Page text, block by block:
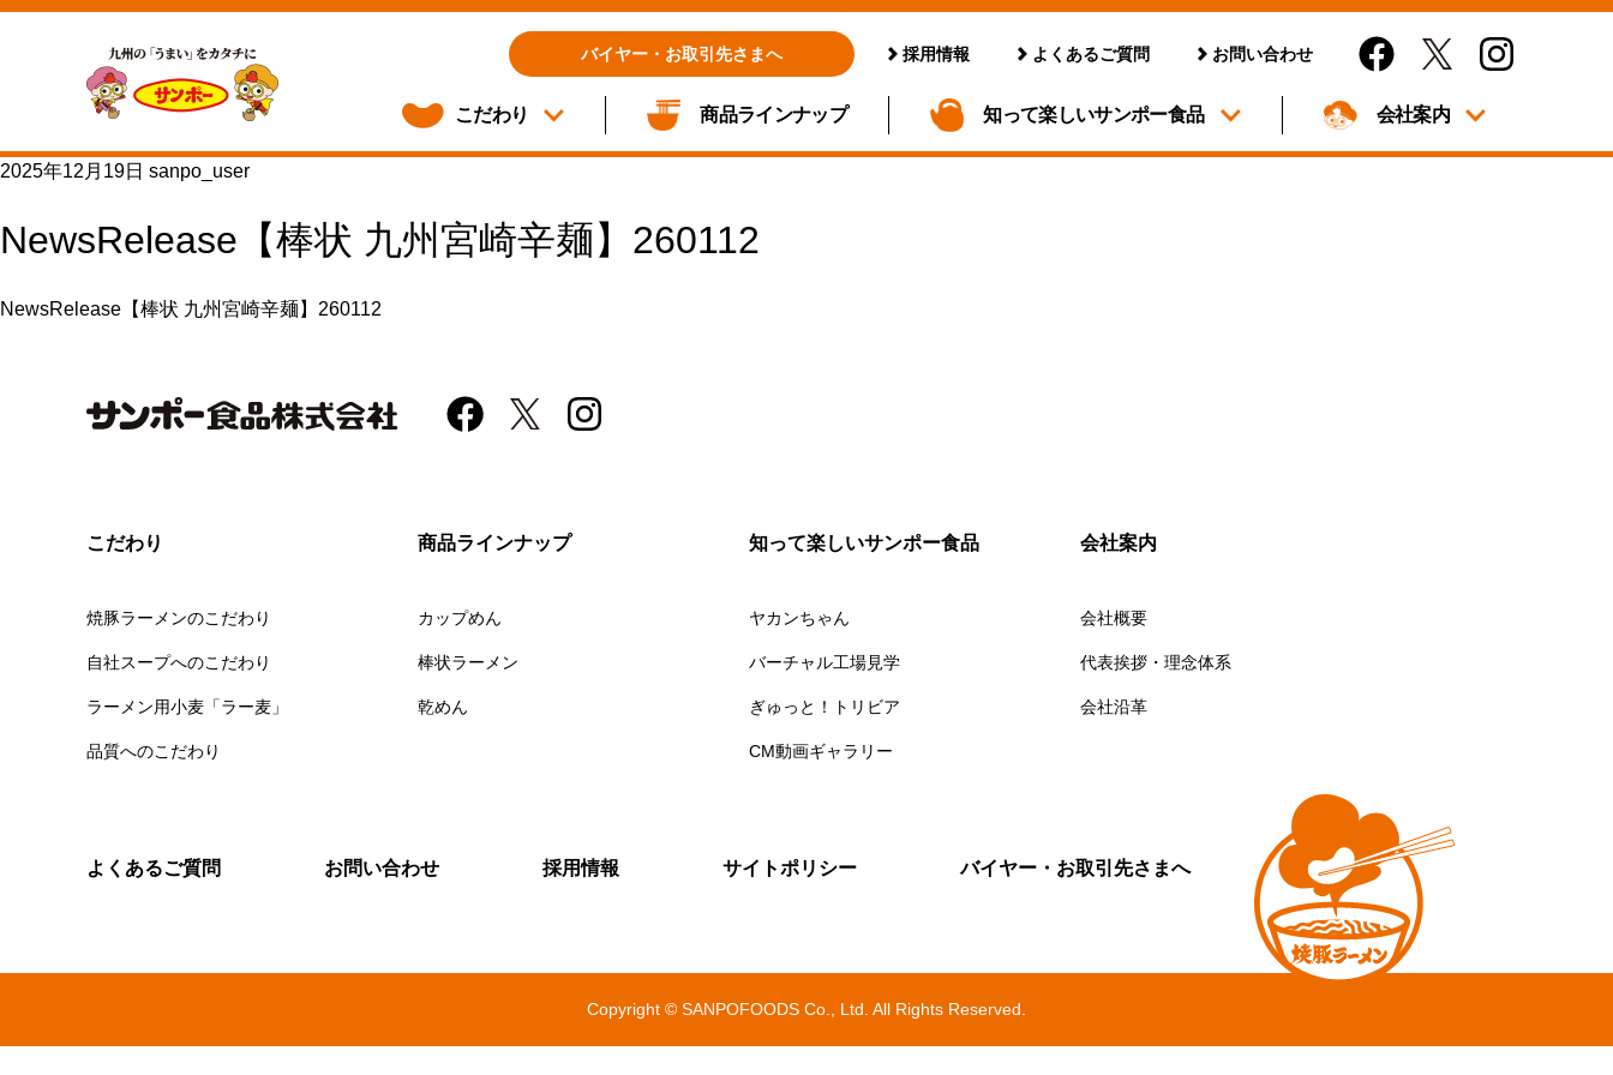
バイヤー・お取引先さまへ 採用情報 よくあるご質問 お問い合わせ
こだわり 商品ラインナップ 知って楽しいサンポー食品 会社案内
2025年12月19日 sanpo_user
NewsRelease【棒状 九州宮崎辛麺】260112
NewsRelease【棒状 九州宮崎辛麺】260112
こだわり
焼豚ラーメンのこだわり
自社スープへのこだわり
ラーメン用小麦「ラー麦」
品質へのこだわり
商品ラインナップ
カップめん
棒状ラーメン
乾めん
知って楽しいサンポー食品
ヤカンちゃん
バーチャル工場見学
ぎゅっと！トリビア
CM動画ギャラリー
会社案内
会社概要
代表挨拶・理念体系
会社沿革
よくあるご質問 お問い合わせ 採用情報 サイトポリシー バイヤー・お取引先さまへ
Copyright © SANPOFOODS Co., Ltd. All Rights Reserved.